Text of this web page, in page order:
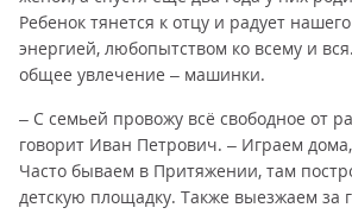
Ребенок тянется к отцу и радует
энергией, любопытством ко всему и
общее увлечение – машинки.
– С семьей провожу всё свободное от
говорит Иван Петрович. – Играем
Часто бываем в Притяжении, там
детскую площадку. Также выезжаем за